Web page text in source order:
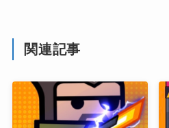
関連記事